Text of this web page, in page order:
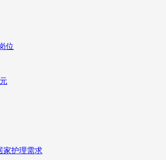
位
家护理需求